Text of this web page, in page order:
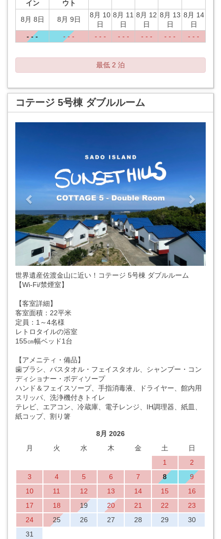
イン
ウト
8月 8日 8月 9日
8月 10
日
8月 11
日
8月 12
日
8月 13
日
8月 14
日
- - -
- - - - - - - - - - - - - - - - - -
最低 2 泊
コテージ 5号棟 ダブルルーム
世界遺産佐渡金山に近い！コテージ 5号棟 ダブルルーム
【Wi-Fi/禁煙室】
【客室詳細】
客室面積：22平米
定員：1～4名様
レトロタイルの浴室
155㎝幅ベッド1台
【アメニティ・備品】
歯ブラシ、バスタオル・フェイスタオル、シャンプー・コン
ディショナー・ボディソープ
ハンド＆フェイスソープ、手指消毒液、ドライヤー、館内用
スリッパ、洗浄機付きトイレ
テレビ、エアコン、冷蔵庫、電子レンジ、IH調理器、紙皿、
紙コップ、割り箸
8月 2026
月
火 水 木 金 土
日
1
2
3
4 5 6 7 8
9
10
11 12 13 14 15
16
17
18 19 20 21 22
23
24
25 26 27 28 29
30
31